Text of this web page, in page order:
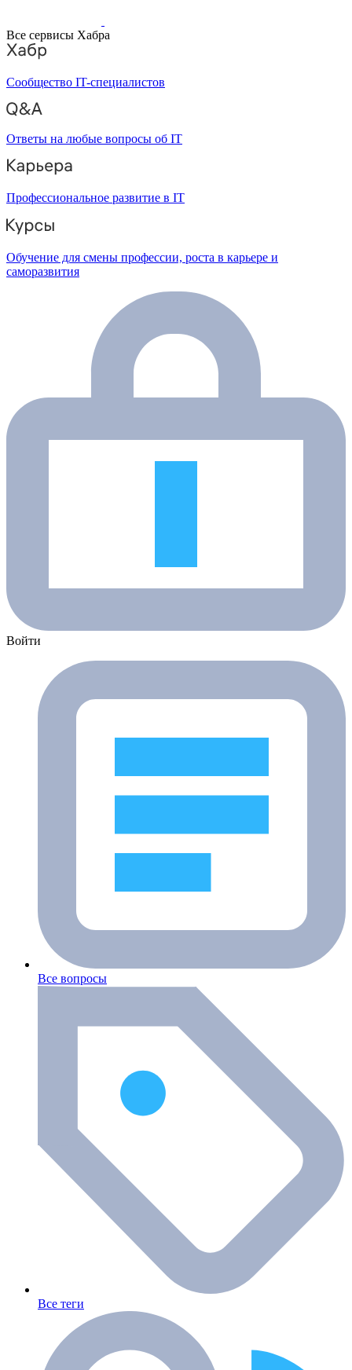
Все сервисы Хабра
Сообщество IT-специалистов
Ответы на любые вопросы об IT
Профессиональное развитие в IT
Обучение для смены профессии, роста в карьере и
саморазвития
Войти
Все вопросы
Все теги